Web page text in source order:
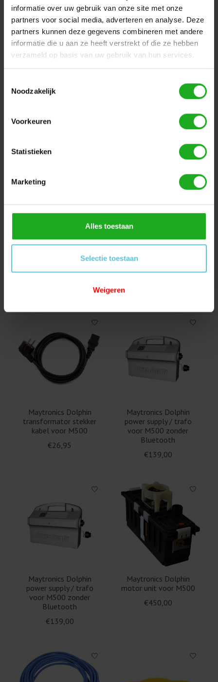
informatie over uw gebruik van onze site met onze
partners voor social media, adverteren en analyse. Deze
partners kunnen deze gegevens combineren met andere
informatie die u aan ze heeft verstrekt of die ze hebben
verzameld op basis van uw gebruik van hun services.
Noodzakelijk
Voorkeuren
Statistieken
Marketing
Alles toestaan
Selectie toestaan
Weigeren
Maytronics Dolphin
Maytronics Dolphin
Maytronics Dolphin
Filter Cartridge Non
Return Flap voor M500
Maytronics Dolphin
filter cartridge locking
adapter voor M500
Maytronics Dolphin
transformator stekker
kabel voor M500
€26,95
Maytronics Dolphin
power supply / trafo
voor M500 zonder
Bluetooth
€139,00
Maytronics Dolphin
power supply / trafo
voor M500 zonder
Bluetooth
€139,00
Maytronics Dolphin
motor unit voor M500
€450,00